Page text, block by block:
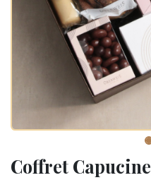
Coffret Capucine